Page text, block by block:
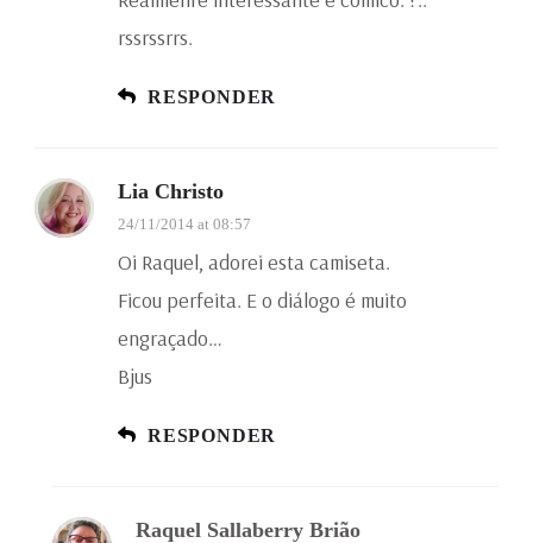
rssrssrrs.
RESPONDER
Lia Christo
24/11/2014 at 08:57
Oi Raquel, adorei esta camiseta.
Ficou perfeita. E o diálogo é muito
engraçado…
Bjus
RESPONDER
Raquel Sallaberry Brião